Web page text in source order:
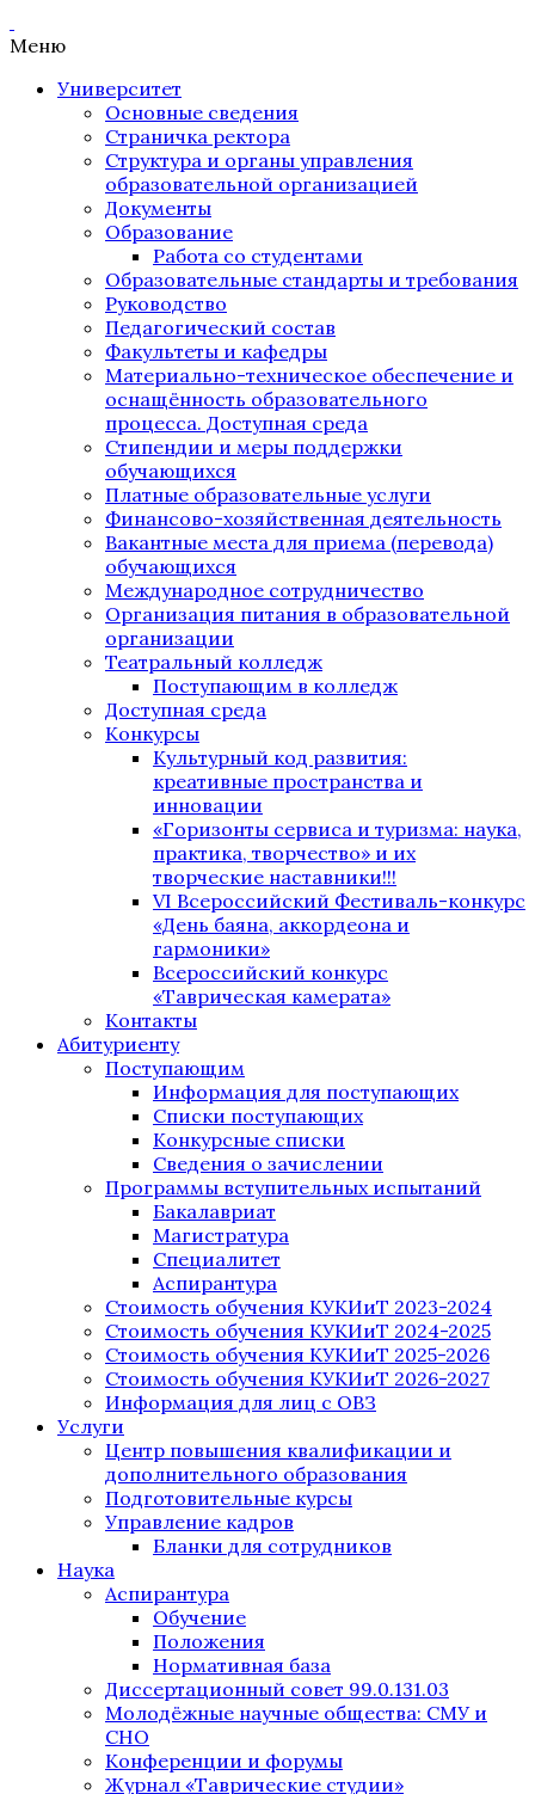
Меню
Университет
Основные сведения
Страничка ректора
Структура и органы управления
образовательной организацией
Документы
Образование
Работа со студентами
Образовательные стандарты и требования
Руководство
Педагогический состав
Факультеты и кафедры
Материально-техническое обеспечение и
оснащённость образовательного
процесса. Доступная среда
Стипендии и меры поддержки
обучающихся
Платные образовательные услуги
Финансово-хозяйственная деятельность
Вакантные места для приема (перевода)
обучающихся
Международное сотрудничество
Организация питания в образовательной
организации
Театральный колледж
Поступающим в колледж
Доступная среда
Конкурсы
Культурный код развития:
креативные пространства и
инновации
«Горизонты сервиса и туризма: наука,
практика, творчество» и их
творческие наставники!!!
VI Всероссийский Фестиваль-конкурс
«День баяна, аккордеона и
гармоники»
Всероссийский конкурс
«Таврическая камерата»
Контакты
Абитуриенту
Поступающим
Информация для поступающих
Списки поступающих
Конкурсные списки
Сведения о зачислении
Программы вступительных испытаний
Бакалавриат
Магистратура
Специалитет
Аспирантура
Стоимость обучения КУКИиТ 2023-2024
Стоимость обучения КУКИиТ 2024-2025
Стоимость обучения КУКИиТ 2025-2026
Стоимость обучения КУКИиТ 2026-2027
Информация для лиц с ОВЗ
Услуги
Центр повышения квалификации и
дополнительного образования
Подготовительные курсы
Управление кадров
Бланки для сотрудников
Наука
Аспирантура
Обучение
Положения
Нормативная база
Диссертационный совет 99.0.131.03
Молодёжные научные общества: СМУ и
СНО
Конференции и форумы
Журнал «Таврические студии»